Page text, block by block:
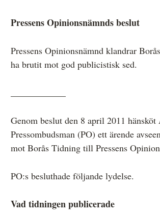
Anmälan och beslut
De senaste besluten
Från anmälan till beslut – så går det till
Regler för medier i processen hos MO
Här är medierna som MO kan pröva
Hela listan över frivilligt anslutna medier
Pressens Opinionsnämnds beslut
Pressens Opinionsnämnd klandrar
ha brutit mot god publicistisk sed.
Genom beslut den 8 april 2011 hänsköt
Pressombudsman (PO) ett ärende
mot Borås Tidning till Pressens
PO:s besluthade följande lydelse.
Vad tidningen publicerade